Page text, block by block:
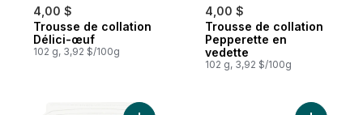
4,00 $
Trousse de collation
Délici-œuf
102 g, 3,92 $/100g
4,00 $
Trousse de collation
Pepperette en
vedette
102 g, 3,92 $/100g